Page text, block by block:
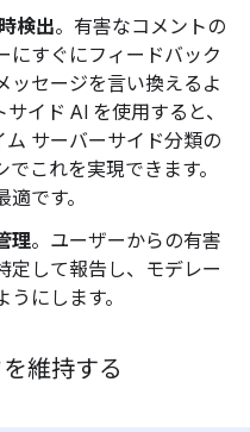
検出。有害なコメントの
にすぐにフィードバック
ッセージを言い換えるよ
イド AI を使用すると、
サーバーサイド分類の
これを実現できます。
です。
理。ユーザーからの有害
定して報告し、モデレー
にします。
維持する